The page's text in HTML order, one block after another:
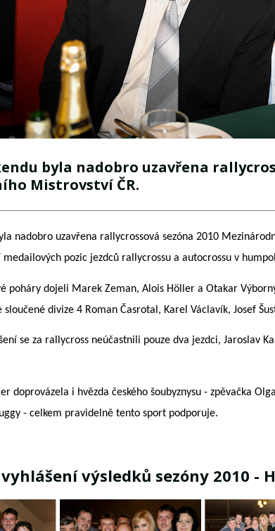
byla nadobro uzavřena
Mistrovství ČR.
nadobro uzavřena rallycrossová sezóna 2010
pozic jezdců rallycrossu a autocrossu v
poháry dojeli Marek Zeman, Alois Höller a Otakar
divize 4 Roman Časrotal, Karel Václavík, Josef
se za rallycross neúčastnili pouze dva jezdci, Jaroslav
doprovázela i hvězda českého šoubyznysu - zpěvačka
- celkem pravidelně tento sport podporuje.
výsledků sezóny 2010 -